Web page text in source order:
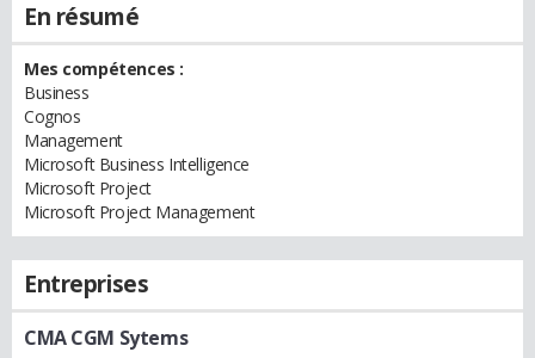
En résumé
Mes compétences :
Business
Cognos
Management
Microsoft Business Intelligence
Microsoft Project
Microsoft Project Management
Entreprises
CMA CGM Sytems